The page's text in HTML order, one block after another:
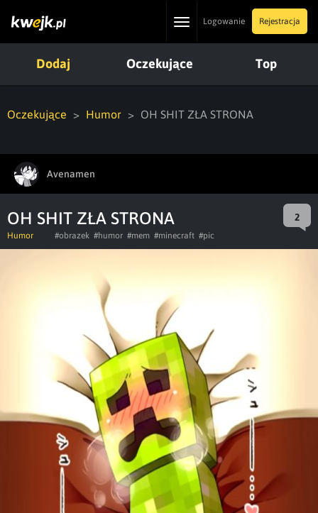
ToggleLogowanie Rejestracja
Dodaj Oczekujące Top
Oczekujące Humor OH SHIT ZŁA STRONA
Avenamen
OH SHIT ZŁA STRONA 2
Humor #obrazek #humor #mem #minecraft #pic